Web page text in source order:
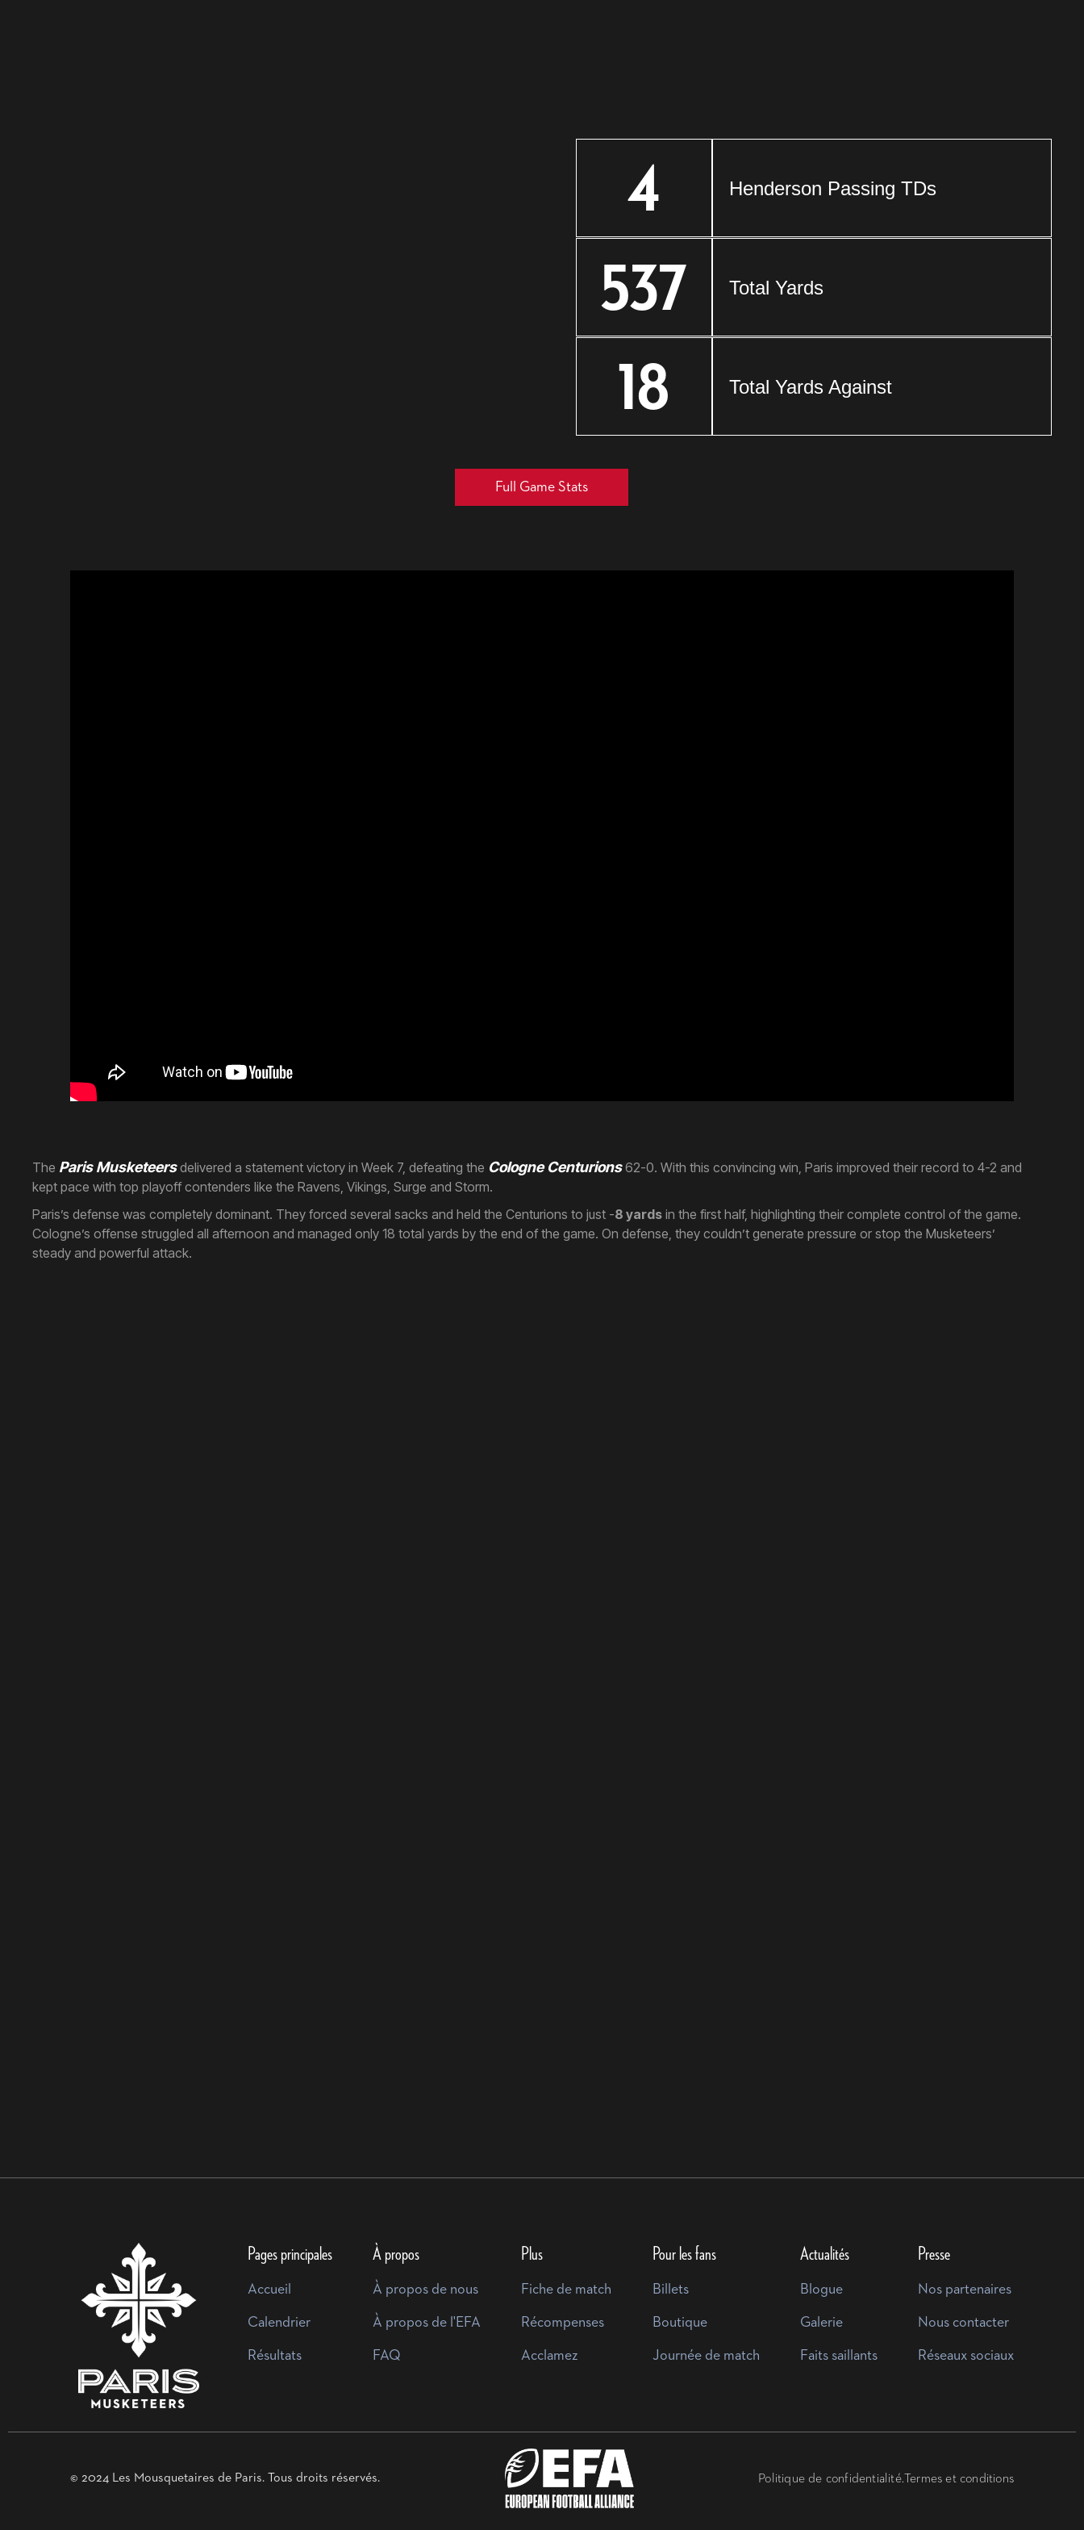
4 Henderson Passing TDs
537 Total Yards
18 Total Yards Against
Full Game Stats
The Paris Musketeersdelivered a statement victory in Week 7, defeating the Cologne Centurions62-0. With this convincing win, Paris improved their record to 4-2 and
kept pace with top playoff contenders like the Ravens, Vikings, Surge and Storm.
Paris’s defense was completely dominant. They forced several sacks and held the Centurions to just -8 yards in the first half, highlighting their complete control of the game.
Cologne’s offense struggled all afternoon and managed only 18 total yards by the end of the game. On defense, they couldn’t generate pressure or stop the Musketeers’
steady and powerful attack.
Pages principales
Accueil
Calendrier
Résultats
À propos
À propos de nous
À propos de l'EFA
FAQ
Plus
Fiche de match
Récompenses
Acclamez
Pour les fans
Billets
Boutique
Journée de match
Actualités
Blogue
Galerie
Faits saillants
Presse
Nos partenaires
Nous contacter
Réseaux sociaux
© 2024 Les Mousquetaires de Paris. Tous droits réservés. Politique de confidentialité. Termes et conditions